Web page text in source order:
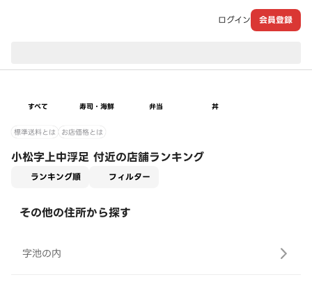
ログイン 会員登録
すべて 寿司・海鮮 弁当 丼
標準送料とは お店価格とは
小松字上中浮足 付近の店舗ランキング
ランキング順 フィルター
その他の住所から探す
字池の内